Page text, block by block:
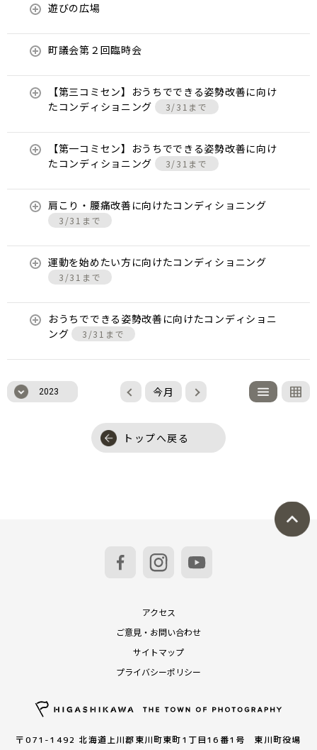
遊びの広場
町議会第２回臨時会
【第三コミセン】おうちでできる姿勢改善に向け
たコンディショニング
3/31まで
【第一コミセン】おうちでできる姿勢改善に向け
たコンディショニング
3/31まで
肩こり・腰痛改善に向けたコンディショニング
3/31まで
運動を始めたい方に向けたコンディショニング
3/31まで
おうちでできる姿勢改善に向けたコンディショニ
ング
3/31まで
2023 今月
トップへ戻る
アクセス
ご意見・お問い合わせ
サイトマップ
プライバシーポリシー
〒071-1492 北海道上川郡東川町東町1丁目16番1号 東川町役場